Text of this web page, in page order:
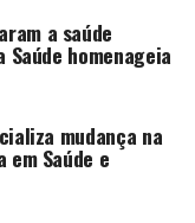
a saúde
homenageia
mudança na
Saúde e